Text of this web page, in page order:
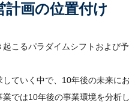
計画の位置付け
こるパラダイムシフトおよび
ていく中で、10年後の未来に
では10年後の事業環境を分